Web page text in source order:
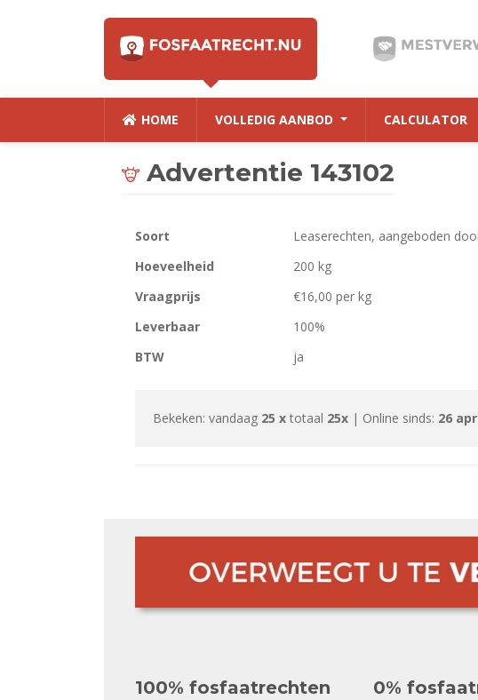
HOME VOLLEDIG AANBOD CALCULATOR
Advertentie 143102
Soort
Leaserechten, aangeboden
Hoeveelheid
200 kg
Vraagprijs
€16,00 per kg
Leverbaar
100%
BTW
ja
Bekeken: vandaag 25 x totaal 25x | Online sinds: 26
100% fosfaatrechten 0%